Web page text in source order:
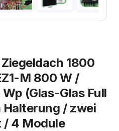
1800
M 800 W /
(Glas-Glas Full
Halterung / zwei
/ 4 Module